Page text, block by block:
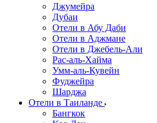
Джумейра
Дубаи
Отели в Абу Даби
Отели в Аджмане
Отели в Джебель-Али
Рас-аль-Хайма
Умм-аль-Кувейн
Фуджейра
Шарджа
Отели в Таиланде
Бангкок